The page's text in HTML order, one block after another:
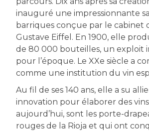
inauguré une impressionnante
barriques conçue par le cabinet
Gustave Eiffel. En 1900, elle
de 80 000 bouteilles, un exploit
pour l’époque. Le XXe siècle a
comme une institution du vin
Au fil de ses 140 ans, elle a su
innovation pour élaborer des
aujourd’hui, sont les porte-
rouges de la Rioja et qui ont